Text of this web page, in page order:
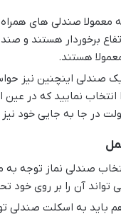
صندلی های همراه
برخوردار هستند و
هستند.
صندلی اینچنین نیز
انتخاب نمایید که در عین
در جا به جایی خود نیز
صندلی نماز توجه به
آن را بر روی خود
باید به اسکلت صندلی